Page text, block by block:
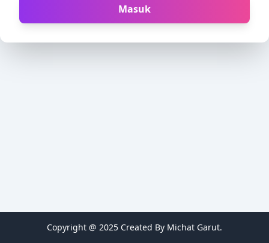
Masuk
Copyright @ 2025 Created By Michat Garut.